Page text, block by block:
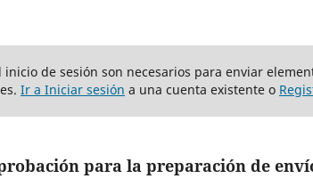
inicio de sesión son necesarios para enviar
Ir a Iniciar sesión a una cuenta existente o
para la preparación de